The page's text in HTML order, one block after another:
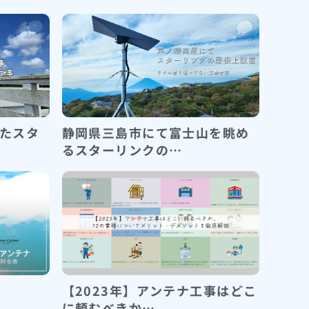
スタ
静岡県三島市にて富士山を眺め
るスターリンクの…
【2023年】アンテナ工事はどこ